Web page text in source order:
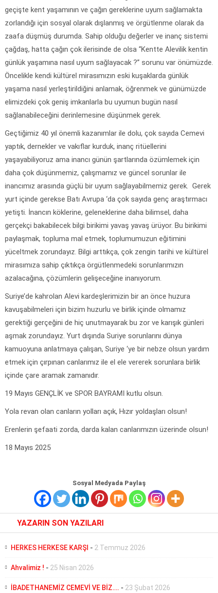
geçişte kent yaşamının ve çağın gereklerine uyum sağlamakta
zorlandığı için sosyal olarak dışlanmış ve örgütlenme olarak da
zaafa düşmüş durumda. Sahip olduğu değerler ve inanç sistemi
çağdaş, hatta çağın çok ilerisinde de olsa “Kentte Alevilik kentin
günlük yaşamına nasıl uyum sağlayacak ?” sorunu var önümüzde.
Öncelikle kendi kültürel mirasımızın eski kuşaklarda günlük
yaşama nasıl yerleştirildiğini anlamak, öğrenmek ve günümüzde
elimizdeki çok geniş imkanlarla bu uyumun bugün nasıl
sağlanabileceğini derinlemesine düşünmek gerek.
Geçtiğimiz 40 yıl önemli kazanımlar ile dolu, çok sayıda Cemevi
yaptık, dernekler ve vakıflar kurduk, inanç ritüellerini
yaşayabiliyoruz ama inancı günün şartlarında özümlemek için
daha çok düşünmemiz, çalışmamız ve güncel sorunlar ile
inancımız arasında güçlü bir uyum sağlayabilmemiz gerek. Gerek
yurt içinde gerekse Batı Avrupa ‘da çok sayıda genç araştırmacı
yetişti. İnancın köklerine, geleneklerine daha bilimsel, daha
gerçekçi bakabilecek bilgi birikimi yavaş yavaş ürüyor. Bu birikimi
paylaşmak, topluma mal etmek, toplumumuzun eğitimini
yüceltmek zorundayız. Bilgi arttıkça, çok zengin tarihi ve kültürel
mirasımıza sahip çıktıkça örgütlenmedeki sorunlarımızın
azalacağına, çözümlerin gelişeceğine inanıyorum.
Suriye’de kahrolan Alevi kardeşlerimizin bir an önce huzura
kavuşabilmeleri için bizim huzurlu ve birlik içinde olmamız
gerektiği gerçeğini de hiç unutmayarak bu zor ve karışık günleri
aşmak zorundayız. Yurt dışında Suriye sorunlarını dünya
kamuoyuna anlatmaya çalışan, Suriye ‘ye bir nebze olsun yardım
etmek için çırpınan canlarımız ile el ele vererek sorunlara birlik
içinde çare aramak zamanıdır.
19 Mayıs GENÇLİK ve SPOR BAYRAMI kutlu olsun.
Yola revan olan canların yolları açık, Hızır yoldaşları olsun!
Erenlerin şefaati zorda, darda kalan canlarımızın üzerinde olsun!
18 Mayıs 2025
Sosyal Medyada Paylaş
YAZARIN SON YAZILARI
HERKES HERKESE KARŞI - 2 Temmuz 2026
Ahvalimiz ! - 25 Nisan 2026
İBADETHANEMİZ CEMEVİ VE BİZ…. - 23 Şubat 2026